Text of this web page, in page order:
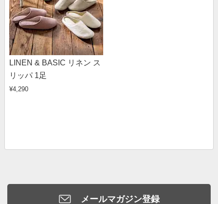
LINEN & BASIC リネン ス
リッパ 1足
¥4,290
メールマガジン登録